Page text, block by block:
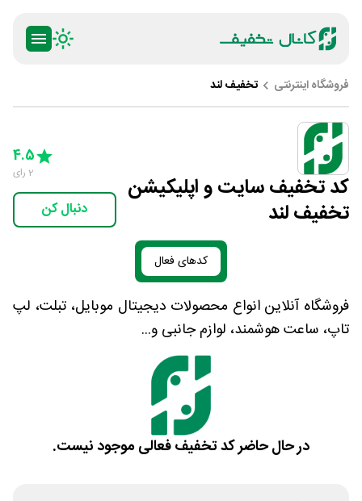
فروشگاه اینترنتی تخفیف لند
کد تخفیف سایت و اپلیکیشن
تخفیف لند
4 Stars
5 Stars
4.5
2 رای
دنبال کن
کدهای فعال
فروشگاه آنلاین انواع محصولات دیجیتال موبایل، تبلت، لپ
تاپ، ساعت هوشمند، لوازم جانبی و...
در حال حاضر کد تخفیف فعالی موجود نیست.